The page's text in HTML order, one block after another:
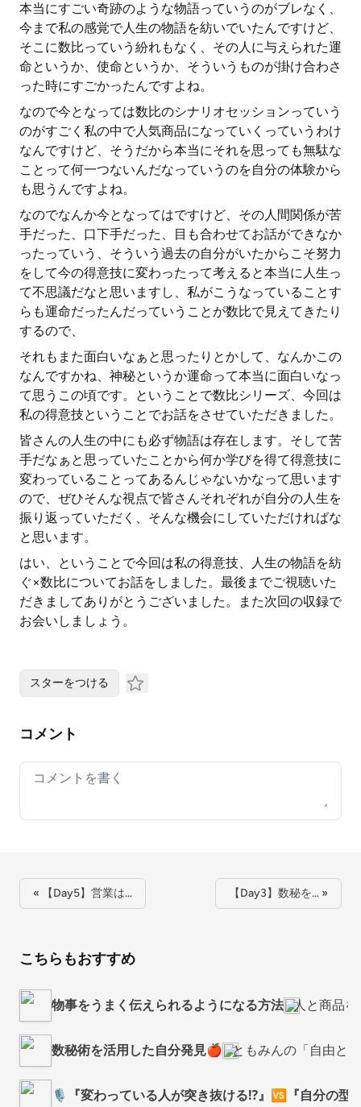
本当にすごい奇跡のような物語っていうのがブレなく、
今まで私の感覚で人生の物語を紡いでいたんですけど、
そこに数比っていう紛れもなく、その人に与えられた運
命というか、使命というか、そういうものが掛け合わさ
った時にすごかったんですよね。
なので今となっては数比のシナリオセッションっていう
のがすごく私の中で人気商品になっていくっていうわけ
なんですけど、そうだから本当にそれを思っても無駄な
ことって何一つないんだなっていうのを自分の体験から
も思うんですよね。
なのでなんか今となってはですけど、その人間関係が苦
手だった、口下手だった、目も合わせてお話ができなか
ったっていう、そういう過去の自分がいたからこそ努力
をして今の得意技に変わったって考えると本当に人生っ
て不思議だなと思いますし、私がこうなっていることす
らも運命だったんだっていうことが数比で見えてきたり
するので、
それもまた面白いなぁと思ったりとかして、なんかこの
なんですかね、神秘というか運命って本当に面白いなっ
て思うこの頃です。ということで数比シリーズ、今回は
私の得意技ということでお話をさせていただきました。
皆さんの人生の中にも必ず物語は存在します。そして苦
手だなぁと思っていたことから何か学びを得て得意技に
変わっていることってあるんじゃないかなって思います
ので、ぜひそんな視点で皆さんそれぞれが自分の人生を
振り返っていただく、そんな機会にしていただければな
と思います。
はい、ということで今回は私の得意技、人生の物語を紡
ぐ×数比についてお話をしました。最後までご視聴いた
だきましてありがとうございました。また次回の収録で
お会いしましょう。
スターをつける
コメント
Your comment
« 【Day5】営業は… 【Day3】数秘を… »
こちらもおすすめ
物事をうまく伝えられるようになる方法 人と商品を
数秘術を活用した自分発見🍎 ともみんの「自由と
🎙️『変わっている人が突き抜ける⁉️』🆚『自分の型